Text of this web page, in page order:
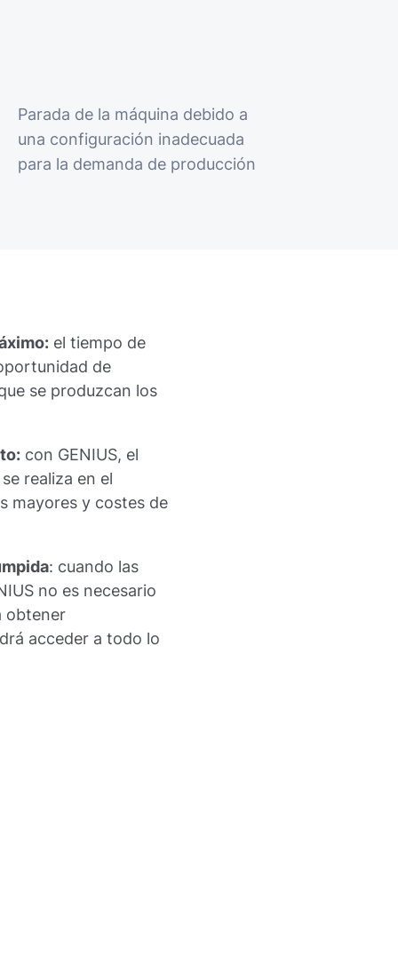
Parada de la máquina debido a
una configuración inadecuada
para la demanda de producción
el tiempo de
de
se produzcan los
con GENIUS, el
realiza en el
mayores y costes de
: cuando las
no es necesario
obtener
acceder a todo lo